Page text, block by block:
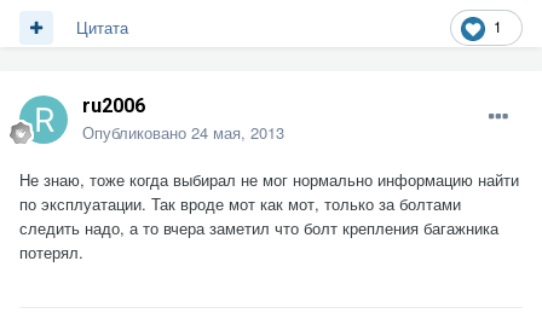
1
Цитата
ru2006
Опубликовано 24 мая, 2013
Не знаю, тоже когда выбирал не мог нормально информацию найти
по эксплуатации. Так вроде мот как мот, только за болтами
следить надо, а то вчера заметил что болт крепления багажника
потерял.